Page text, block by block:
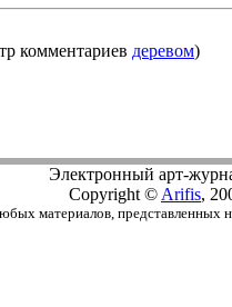
комментариев деревом)
Электронный арт-
Copyright © Arifis,
материалов, представленных